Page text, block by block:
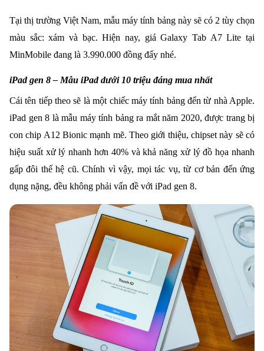
Tại thị trường Việt Nam, mẫu máy tính bảng này sẽ có 2 tùy chọn
màu sắc: xám và bạc. Hiện nay, giá Galaxy Tab A7 Lite tại
MinMobile đang là 3.990.000 đồng đấy nhé.
iPad gen 8 – Mẫu iPad dưới 10 triệu đáng mua nhất
Cái tên tiếp theo sẽ là một chiếc máy tính bảng đến từ nhà Apple.
iPad gen 8 là mẫu máy tính bảng ra mắt năm 2020, được trang bị
con chip A12 Bionic mạnh mẽ. Theo giới thiệu, chipset này sẽ có
hiệu suất xử lý nhanh hơn 40% và khả năng xử lý đồ họa nhanh
gấp đôi thế hệ cũ. Chính vì vậy, mọi tác vụ, từ cơ bản đến ứng
dụng nặng, đều không phải vấn đề với iPad gen 8.